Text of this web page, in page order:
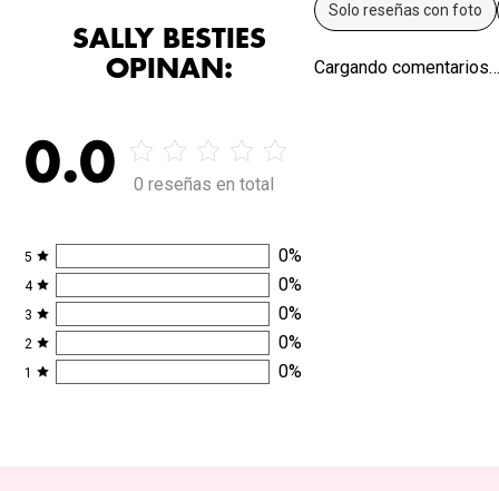
SALLY BESTIES
OPINAN:
0.0 0 reseñas en total
5 0%
4 0%
3 0%
2 0%
1 0%
Solo reseñas con foto
Cargando